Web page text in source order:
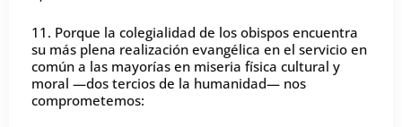
11. Porque la colegialidad de los obispos encuentra
su más plena realización evangélica en el servicio en
común a las mayorías en miseria física cultural y
moral —dos tercios de la humanidad— nos
comprometemos: